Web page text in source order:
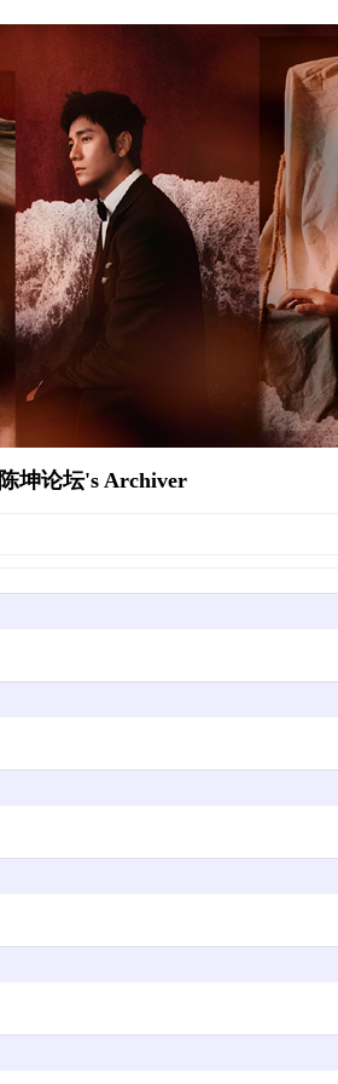
陈坤论坛's Archiver